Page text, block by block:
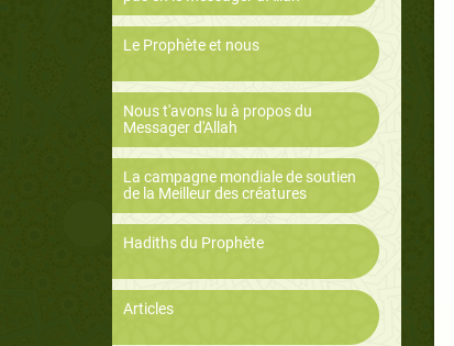
Le Prophète et nous
Nous t'avons lu à propos du
Messager d'Allah
La campagne mondiale de soutien
de la Meilleur des créatures
Hadiths du Prophète
Articles